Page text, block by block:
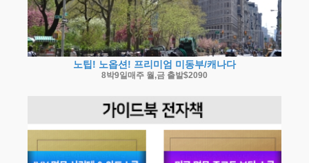
노팁! 노옵션! 프리미엄 미동부/캐나다
8박9일매주 월,금 출발$2090